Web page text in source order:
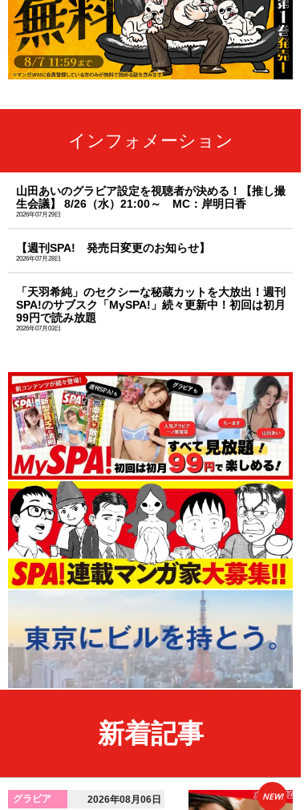
インフォメーション
山田あいのグラビア設定を視聴者が決める！【推し撮
生会議】 8/26（水）21:00～ MC：岸明日香
2026年07月29日
【週刊SPA! 発売日変更のお知らせ】
2026年07月28日
「天羽希純」のセクシーな秘蔵カットを大放出！週刊
SPA!のサブスク「MySPA!」続々更新中！初回は初月
99円で読み放題
2026年07月03日
新着記事
グラビア 2026年08月06日 NEW!